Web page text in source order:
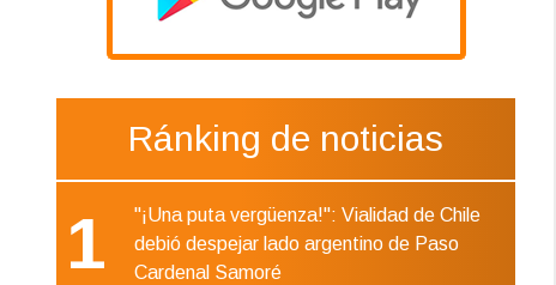
Ránking de noticias
1
"¡Una puta vergüenza!": Vialidad de Chile
debió despejar lado argentino de Paso
Cardenal Samoré